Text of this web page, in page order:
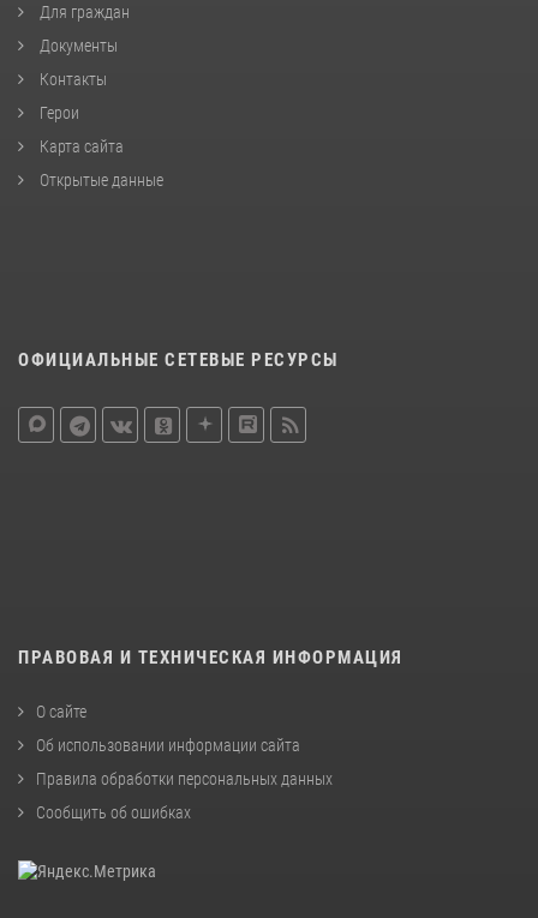
Для граждан
Документы
Контакты
Герои
Карта сайта
Открытые данные
ОФИЦИАЛЬНЫЕ СЕТЕВЫЕ РЕСУРСЫ
ПРАВОВАЯ И ТЕХНИЧЕСКАЯ ИНФОРМАЦИЯ
О сайте
Об использовании информации сайта
Правила обработки персональных данных
Сообщить об ошибках